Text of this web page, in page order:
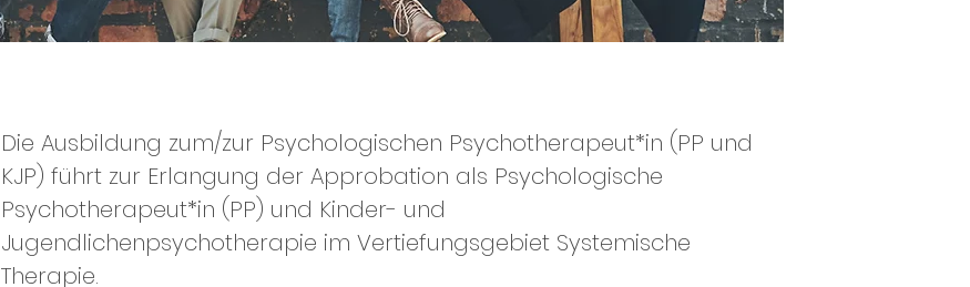
Die Ausbildung zum/zur Psychologischen Psychotherapeut*in (PP und
KJP) führt zur Erlangung der Approbation als Psychologische
Psychotherapeut*in (PP) und Kinder- und
Jugendlichenpsychotherapie im Vertiefungsgebiet Systemische
Therapie.